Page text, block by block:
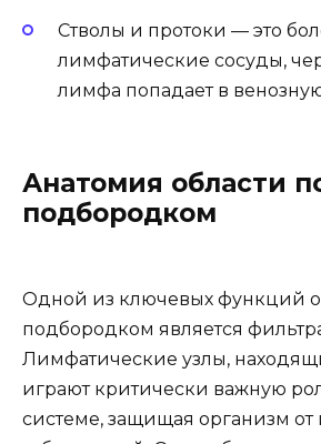
Стволы и протоки — это
лимфатические сосуды,
лимфа попадает в
Анатомия области
подбородком
Одной из ключевых функций
подбородком является
Лимфатические узлы,
играют критически важную
системе, защищая организм